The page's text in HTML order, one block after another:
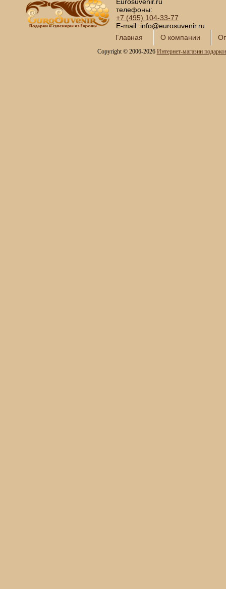
телефоны:
+7 (495) 104-33-77
E-mail: info@eurosuvenir.ru
Главная
О компании
Copyright © 2006-2026 Интернет-магазин